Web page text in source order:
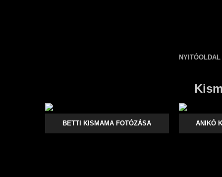
NYITÓOLDAL
BETTI KISMAMA FOTÓZÁSA ANIKÓ